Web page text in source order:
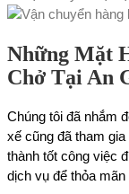
Những Mặt
Chở Tại An
Chúng tôi đã nhắm
xế cũng đã tham
thành tốt công việc
dịch vụ để thỏa